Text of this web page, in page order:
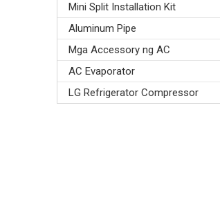
Mini Split Installation Kit
Aluminum Pipe
Mga Accessory ng AC
AC Evaporator
LG Refrigerator Compressor